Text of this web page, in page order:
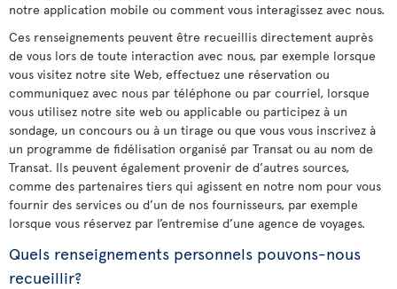
notre application mobile ou comment vous interagissez avec nous.
Ces renseignements peuvent être recueillis directement auprès
de vous lors de toute interaction avec nous, par exemple lorsque
vous visitez notre site Web, effectuez une réservation ou
communiquez avec nous par téléphone ou par courriel, lorsque
vous utilisez notre site web ou applicable ou participez à un
sondage, un concours ou à un tirage ou que vous vous inscrivez à
un programme de fidélisation organisé par Transat ou au nom de
Transat. Ils peuvent également provenir de d’autres sources,
comme des partenaires tiers qui agissent en notre nom pour vous
fournir des services ou d’un de nos fournisseurs, par exemple
lorsque vous réservez par l’entremise d’une agence de voyages.
Quels renseignements personnels pouvons-nous
recueillir?